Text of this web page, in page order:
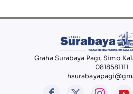
Graha Surabaya Pagi, Simo
0818581111